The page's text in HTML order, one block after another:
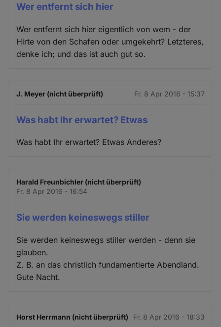
Wer entfernt sich hier
Wer entfernt sich hier eigentlich von wem - der
Hirte von den Schafen oder umgekehrt? Letzteres,
denke ich; und das ist auch gut so.
J. Meyer (nicht überprüft) Fr. 8 Apr 2016 - 15:37
Was habt Ihr erwartet? Etwas
Was habt Ihr erwartet? Etwas Anderes?
Harald Freunbichler (nicht überprüft)
Fr. 8 Apr 2016 - 16:54
Sie werden keineswegs stiller
Sie werden keineswegs stiller werden - denn sie
glauben.
Z. B. an das christlich fundamentierte Abendland.
Gute Nacht.
Horst Herrmann (nicht überprüft) Fr. 8 Apr 2016 - 18:33